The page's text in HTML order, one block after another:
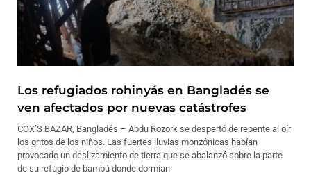
Los refugiados rohinyás en Bangladés se
ven afectados por nuevas catástrofes
COX’S BAZAR, Bangladés – Abdu Rozork se despertó de repente al oír
los gritos de los niños. Las fuertes lluvias monzónicas habían
provocado un deslizamiento de tierra que se abalanzó sobre la parte
de su refugio de bambú donde dormían